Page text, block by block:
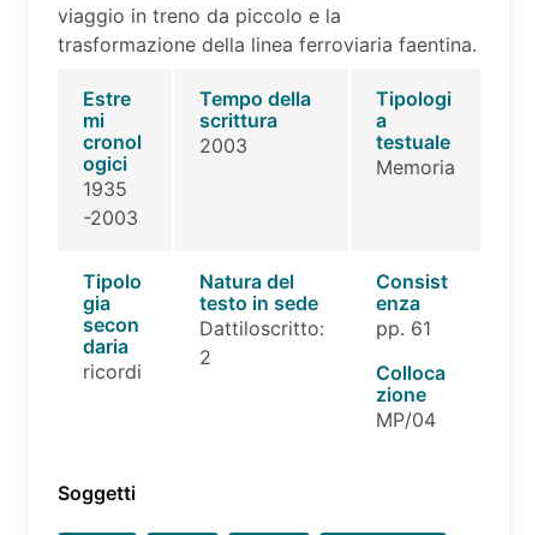
viaggio in treno da piccolo e la
trasformazione della linea ferroviaria faentina.
Estre
mi
cronol
ogici
1935
-2003
Tempo della
scrittura
2003
Tipologi
a
testuale
Memoria
Tipolo
gia
secon
daria
ricordi
Natura del
testo in sede
Dattiloscritto:
2
Consist
enza
pp. 61
Colloca
zione
MP/04
Soggetti